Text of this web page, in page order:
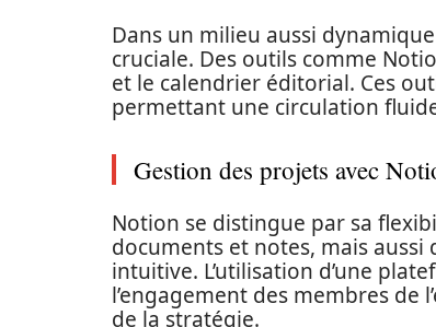
Dans un milieu aussi
cruciale. Des outils comme
et le calendrier éditorial. Ces
permettant une circulation
Gestion des projets avec
Notion se distingue par sa
documents et notes, mais
intuitive. L’utilisation d’une
l’engagement des membres de
de la stratégie.